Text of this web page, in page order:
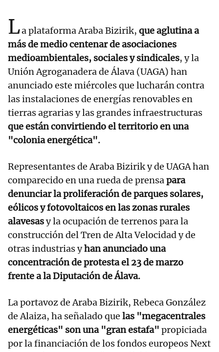
La plataforma Araba Bizirik, que aglutina a
más de medio centenar de asociaciones
medioambientales, sociales y sindicales, y la
Unión Agroganadera de Álava (UAGA) han
anunciado este miércoles que lucharán contra
las instalaciones de energías renovables en
tierras agrarias y las grandes infraestructuras
que están convirtiendo el territorio en una
"colonia energética".
Representantes de Araba Bizirik y de UAGA han
comparecido en una rueda de prensapara
denunciar la proliferación de parques solares,
eólicos y fotovoltaicos en las zonas rurales
alavesasy la ocupación de terrenos para la
construcción del Tren de Alta Velocidad y de
otras industrias yhan anunciado una
concentración de protesta el 23 de marzo
frente a la Diputación de Álava.
La portavoz de Araba Bizirik, Rebeca González
de Alaiza, ha señalado que las "megacentrales
energéticas" son una "gran estafa" propiciada
por la financiación de los fondos europeos Next